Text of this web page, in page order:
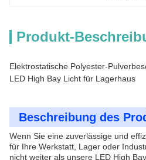
Produkt-
Elektrostatische Polyester-
LED High Bay Licht für Lagerhaus
Beschreibung des
Wenn Sie eine zuverlässige und
für Ihre Werkstatt, Lager oder
nicht weiter als unsere LED High